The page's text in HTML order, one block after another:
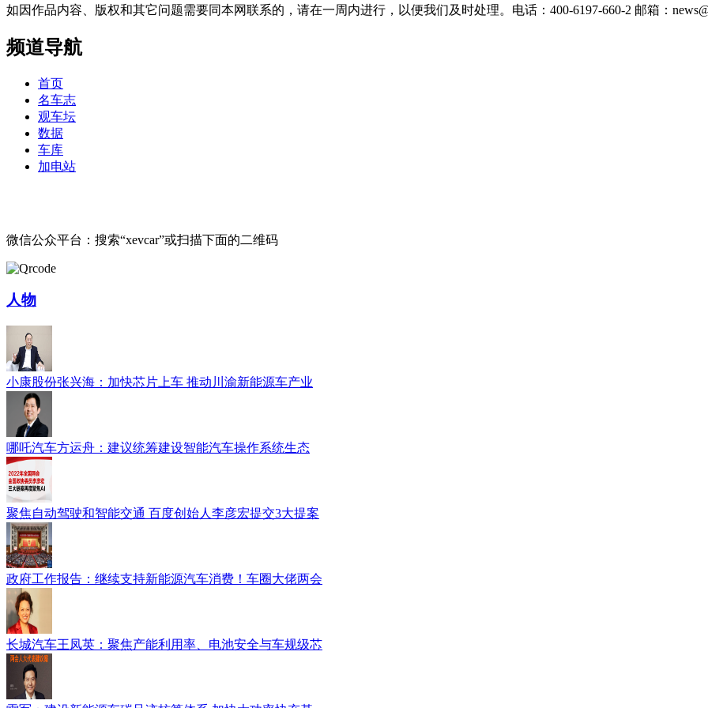
如因作品内容、版权和其它问题需要同本网联系的，请在一周内进行，以便我们及时处理。电话：400-6197-660-2 邮箱：
频道导航
首页
名车志
观车坛
数据
车库
加电站
微信公众平台：搜索“xevcar”或扫描下面的二维码
人物
小康股份张兴海：加快芯片上车 推动川渝新能源车产业
哪吒汽车方运舟：建议统筹建设智能汽车操作系统生态
聚焦自动驾驶和智能交通 百度创始人李彦宏提交3大提案
政府工作报告：继续支持新能源汽车消费！车圈大佬两会
长城汽车王凤英：聚焦产能利用率、电池安全与车规级芯